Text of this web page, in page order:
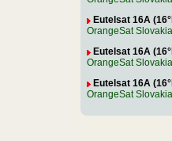
Eutelsat 16A
OrangeSat Slovakia
Eutelsat 16A
OrangeSat Slovakia
Eutelsat 16A
OrangeSat Slovakia